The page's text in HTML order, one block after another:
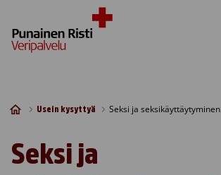
Usein kysyttyä Seksi ja seksikäyttäytyminen
Seksi ja